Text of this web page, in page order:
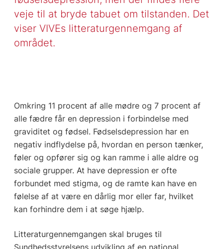
veje til at bryde tabuet om tilstanden. Det
viser VIVEs litteraturgennemgang af
området.
Omkring 11 procent af alle mødre og 7 procent af
alle fædre får en depression i forbindelse med
graviditet og fødsel. Fødselsdepression har en
negativ indflydelse på, hvordan en person tænker,
føler og opfører sig og kan ramme i alle aldre og
sociale grupper. At have depression er ofte
forbundet med stigma, og de ramte kan have en
følelse af at være en dårlig mor eller far, hvilket
kan forhindre dem i at søge hjælp.
Litteraturgennemgangen skal bruges til